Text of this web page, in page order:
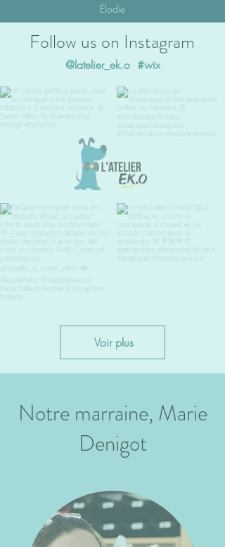
Élodie
Follow us on Instagram
#wix
@latelier_ek.o
Voir plus
Notre marraine, Marie
Denigot